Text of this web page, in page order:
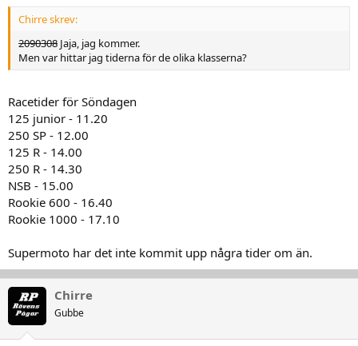
Chirre skrev:
2090308 Jaja, jag kommer.
Men var hittar jag tiderna för de olika klasserna?
Racetider för Söndagen
125 junior - 11.20
250 SP - 12.00
125 R - 14.00
250 R - 14.30
NSB - 15.00
Rookie 600 - 16.40
Rookie 1000 - 17.10
Supermoto har det inte kommit upp några tider om än.
Chirre
Gubbe